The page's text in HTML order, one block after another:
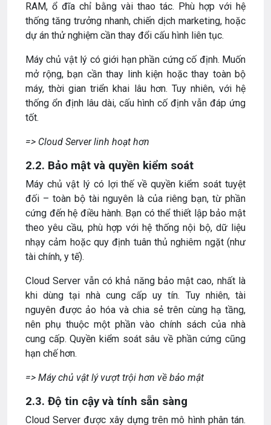
RAM, ổ đĩa chỉ bằng vài thao tác. Phù hợp với hệ
thống tăng trưởng nhanh, chiến dịch marketing, hoặc
dự án thử nghiệm cần thay đổi cấu hình liên tục.
Máy chủ vật lý có giới hạn phần cứng cố định. Muốn
mở rộng, bạn cần thay linh kiện hoặc thay toàn bộ
máy, thời gian triển khai lâu hơn. Tuy nhiên, với hệ
thống ổn định lâu dài, cấu hình cố định vẫn đáp ứng
tốt.
=> Cloud Server linh hoạt hơn
2.2. Bảo mật và quyền kiểm soát
Máy chủ vật lý có lợi thế về quyền kiểm soát tuyệt
đối – toàn bộ tài nguyên là của riêng bạn, từ phần
cứng đến hệ điều hành. Bạn có thể thiết lập bảo mật
theo yêu cầu, phù hợp với hệ thống nội bộ, dữ liệu
nhạy cảm hoặc quy định tuân thủ nghiêm ngặt (như
tài chính, y tế).
Cloud Server vẫn có khả năng bảo mật cao, nhất là
khi dùng tại nhà cung cấp uy tín. Tuy nhiên, tài
nguyên được ảo hóa và chia sẻ trên cùng hạ tầng,
nên phụ thuộc một phần vào chính sách của nhà
cung cấp. Quyền kiểm soát sâu về phần cứng cũng
hạn chế hơn.
=> Máy chủ vật lý vượt trội hơn về bảo mật
2.3. Độ tin cậy và tính sẵn sàng
Cloud Server được xây dựng trên mô hình phân tán.